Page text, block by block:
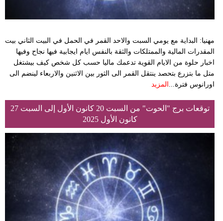
مهنيا: البداية مع يومي السبت والاحد القمر في الحمل في البيت الثاني بيت
المقدرات المالية والممتلكات والثقة بالنفس ايام ايجابية فيها نجاح وفيها
اخبار حلوة من الايام القوية تدعمك ماليا حسب كل شخص كيف بيشتغل
متل ما بتزرع بتحصد ينتقل القمر الى الثور بين الاثنين والاربعاء لينضم الى
اورانوس فترة... المزيد
توقعات برج "الحوت" من السبت 20 كانون الأول إلى السبت 27
كانون الأول 2025